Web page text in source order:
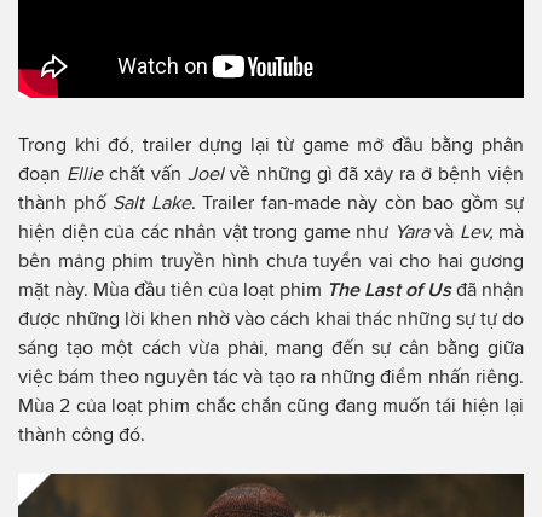
Trong khi đó, trailer dựng lại từ game mở đầu bằng phân
đoạn Ellie chất vấn Joelvề những gì đã xảy ra ở bệnh viện
thành phố Salt Lake. Trailer fan-made này còn bao gồm sự
hiện diện của các nhân vật trong game như Yaravà Lev, mà
bên mảng phim truyền hình chưa tuyển vai cho hai gương
mặt này. Mùa đầu tiên của loạt phim The Last of Usđã nhận
được những lời khen nhờ vào cách khai thác những sự tự do
sáng tạo một cách vừa phải, mang đến sự cân bằng giữa
việc bám theo nguyên tác và tạo ra những điểm nhấn riêng.
Mùa 2 của loạt phim chắc chắn cũng đang muốn tái hiện lại
thành công đó.